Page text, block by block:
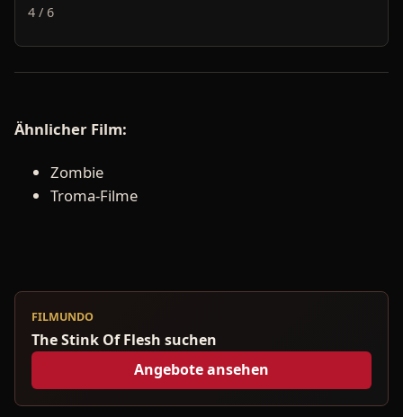
4 / 6
Ähnlicher Film:
Zombie
Troma-Filme
FILMUNDO
The Stink Of Flesh suchen
Angebote ansehen